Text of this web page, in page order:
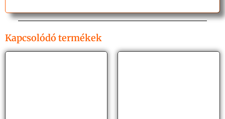
Kapcsolódó termékek